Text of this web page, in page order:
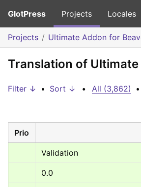
GlotPress Projects Locales
Projects Ultimate Addon for
Translation of
Filter ↓ • Sort ↓ • All (3,862) •
Prio
Validation
0.0